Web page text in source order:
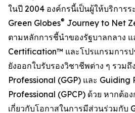
ในปี 2004 องค์กรนี้เป็นผู้ให้บริการ
Green Globes® Journey to Net
ตามหลักการชี้นำของรัฐบาลกลาง
Certification™ และโปรแกรมการป
ยังออกใบรับรองวิชาชีพต่าง ๆ รวมถึ
Professional (GGP) และ Guiding
Professional (GPCP) ด้วย หากต้อ
เกี่ยวกับโอกาสในการมีส่วนร่วมกับ